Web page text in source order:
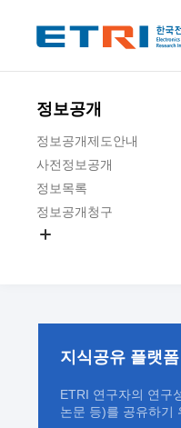
정보공개
정보공개제도안내
사전정보공개
정보목록
정보공개청구
지식공유 플랫폼
ETRI 연구자의 연구
논문 등)를 공유하기